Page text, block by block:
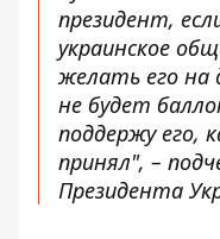
президент,
украинское
желать его на
не будет
поддержу его,
принял", –
Президента